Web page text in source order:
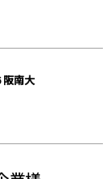
阪南大